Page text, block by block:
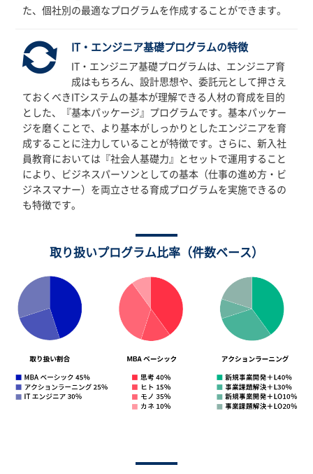
た、個社別の最適なプログラムを作成することができます。
IT・エンジニア基礎プログラムの特徴
IT・エンジニア基礎プログラムは、エンジニア育
成はもちろん、設計思想や、委託元として押さえ
ておくべきITシステムの基本が理解できる人材の育成を目的
とした、『基本パッケージ』プログラムです。基本パッケー
ジを磨くことで、より基本がしっかりとしたエンジニアを育
成することに注力していることが特徴です。さらに、新入社
員教育においては『社会人基礎力』とセットで運用すること
により、ビジネスパーソンとしての基本（仕事の進め方・ビ
ジネスマナー）を両立させる育成プログラムを実施できるの
も特徴です。
取り扱いプログラム比率（件数ベース）